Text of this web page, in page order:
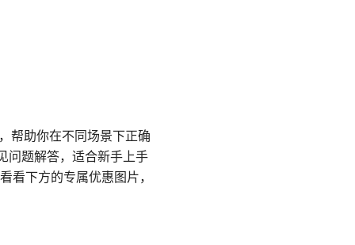
帮助你在不同场景下正确
问题解答，适合新手上手
看下方的专属优惠图片，